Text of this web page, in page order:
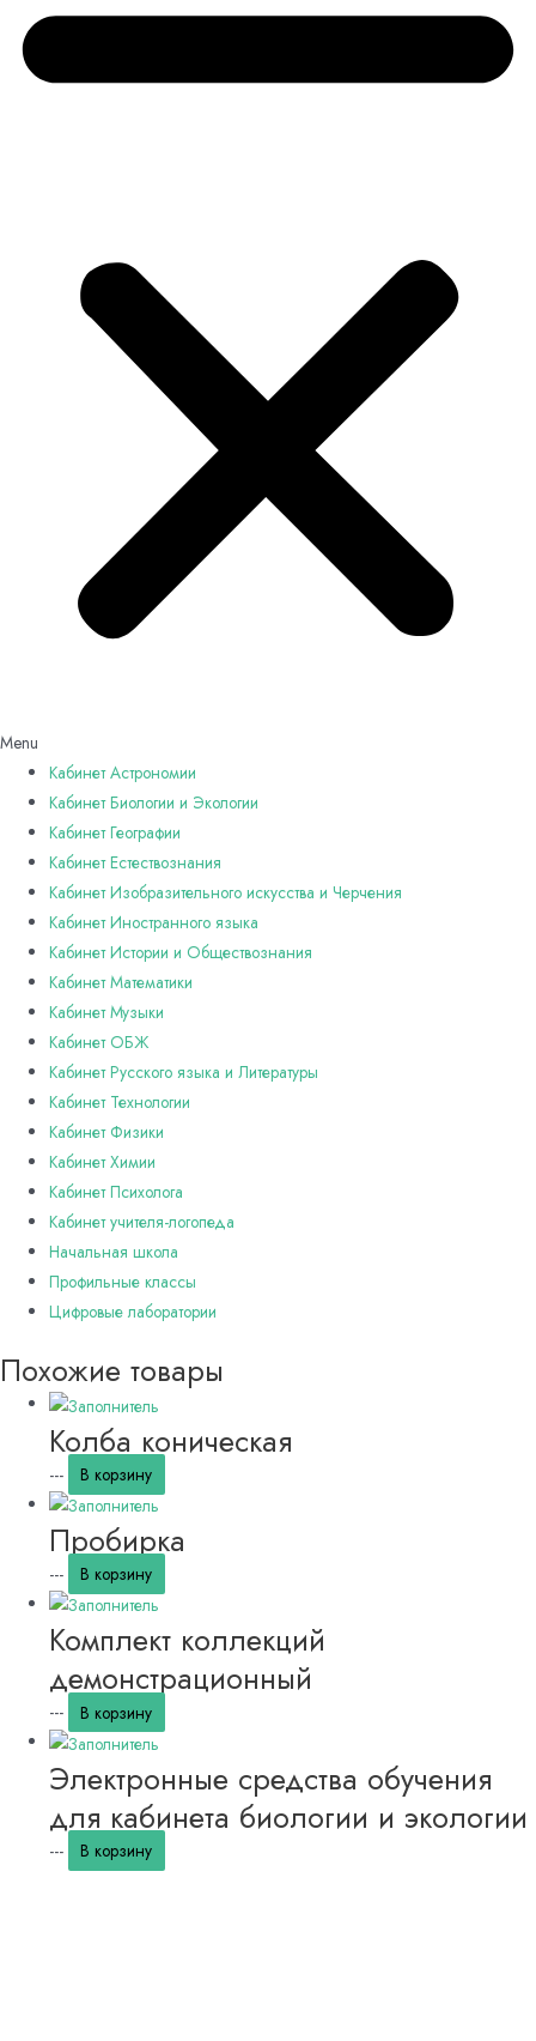
Menu
Кабинет Астрономии
Кабинет Биологии и Экологии
Кабинет Географии
Кабинет Естествознания
Кабинет Изобразительного искусства и Черчения
Кабинет Иностранного языка
Кабинет Истории и Обществознания
Кабинет Математики
Кабинет Музыки
Кабинет ОБЖ
Кабинет Русского языка и Литературы
Кабинет Технологии
Кабинет Физики
Кабинет Химии
Кабинет Психолога
Кабинет учителя-логопеда
Начальная школа
Профильные классы
Цифровые лаборатории
Похожие товары
Колба коническая
--- В корзину
Пробирка
--- В корзину
Комплект коллекций
демонстрационный
--- В корзину
Электронные средства обучения
для кабинета биологии и экологии
--- В корзину